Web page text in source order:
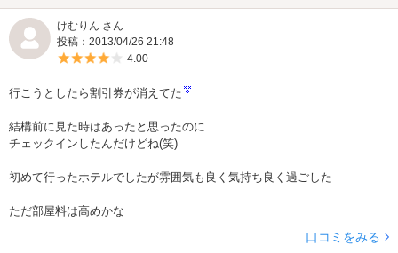
けむりん さん
投稿：2013/04/26 21:48
5つ星のうち4
4.00
行こうとしたら割引券が消えてた
結構前に見た時はあったと思ったのに
チェックインしたんだけどね(笑)
初めて行ったホテルでしたが雰囲気も良く気持ち良く過ごした
ただ部屋料は高めかな
口コミをみる